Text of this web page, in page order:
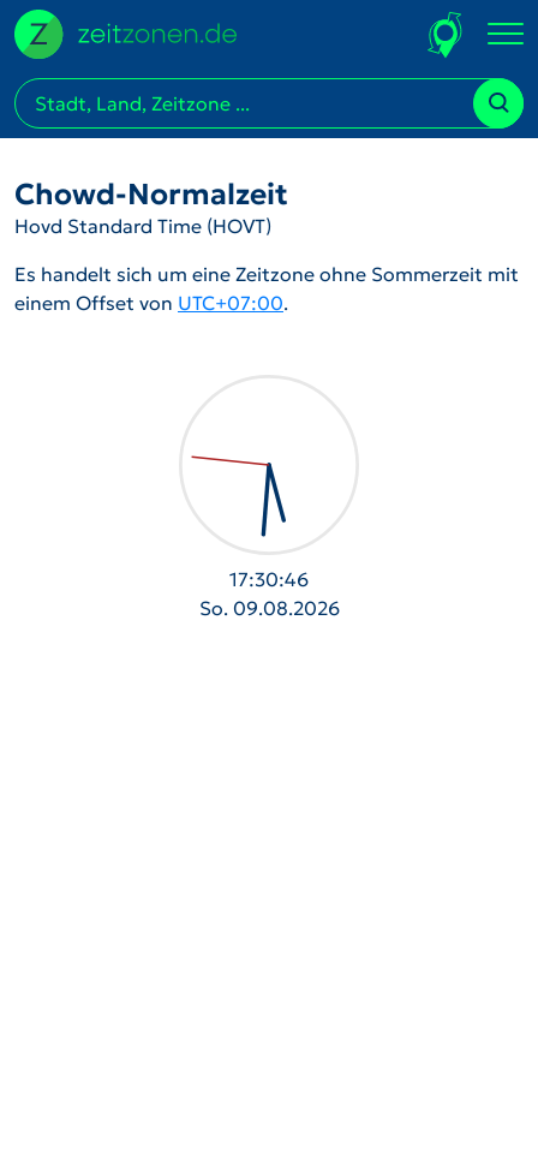
Chowd-Normalzeit
Hovd Standard Time (HOVT)
Es handelt sich um eine Zeitzone ohne Sommerzeit mit
einem Offset von UTC+07:00.
17:30:48
So. 09.08.2026